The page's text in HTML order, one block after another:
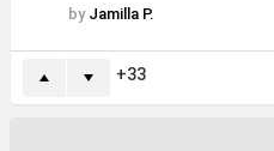
by Jamilla P.
33